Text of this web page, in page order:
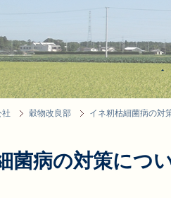
穀物改良部 イネ籾枯細菌病の対
菌病の対策につ